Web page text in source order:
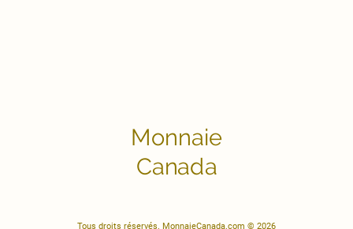
Monnaie
Canada
Tous droits réservés. MonnaieCanada.com © 2026